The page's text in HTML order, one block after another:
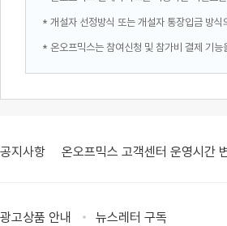
* 개설자 선정방식 또는 개설자 통장입금 방
* 온오프믹스는 참여신청 및 참가비 결제 기
공지사항 온오프믹스 고객센터 운영시간
광고상품 안내 뉴스레터 구독